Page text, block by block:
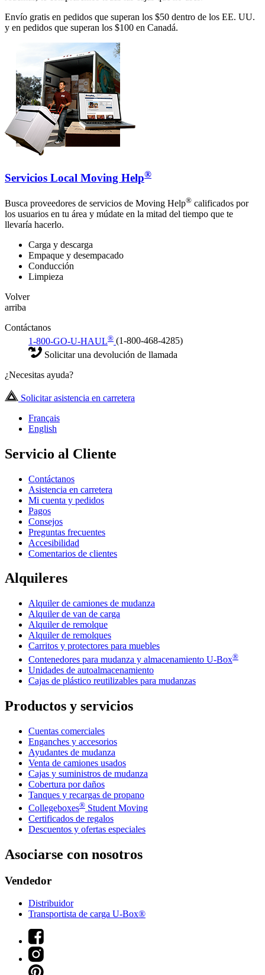
Envío gratis en pedidos que superan los $50 dentro de los EE. UU.
y en pedidos que superan los $100 en Canadá.
Servicios Local Moving Help®
Busca proveedores de servicios de Moving Help® calificados por
los usuarios en tu área y múdate en la mitad del tiempo que te
llevaría hacerlo.
Carga y descarga
Empaque y desempacado
Conducción
Limpieza
Volver
arriba
Contáctanos
1-800-GO-U-HAUL® (1-800-468-4285)
Solicitar una devolución de llamada
¿Necesitas ayuda?
Solicitar asistencia en carretera
Français
English
Servicio al Cliente
Contáctanos
Asistencia en carretera
Mi cuenta y pedidos
Pagos
Consejos
Preguntas frecuentes
Accesibilidad
Comentarios de clientes
Alquileres
Alquiler de camiones de mudanza
Alquiler de van de carga
Alquiler de remolque
Alquiler de remolques
Carritos y protectores para muebles
Contenedores para mudanza y almacenamiento U-Box®
Unidades de autoalmacenamiento
Cajas de plástico reutilizables para mudanzas
Productos y servicios
Cuentas comerciales
Enganches y accesorios
Ayudantes de mudanza
Venta de camiones usados
Cajas y suministros de mudanza
Cobertura por daños
Tanques y recargas de propano
Collegeboxes® Student Moving
Certificados de regalos
Descuentos y ofertas especiales
Asociarse con nosotros
Vendedor
Distribuidor
Transportista de carga U-Box®